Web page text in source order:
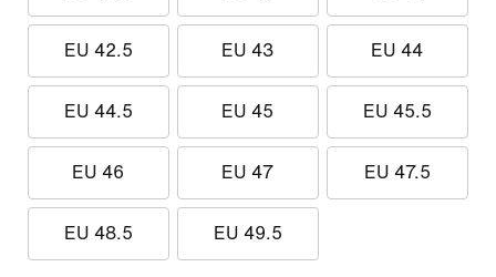
EU 42.5 EU 43 EU 44
EU 44.5 EU 45 EU 45.5
EU 46 EU 47 EU 47.5
EU 48.5 EU 49.5